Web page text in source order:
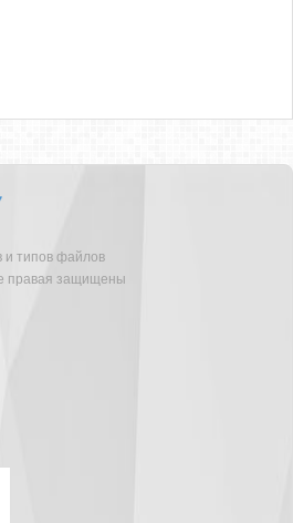
и типов файлов
правая защищены